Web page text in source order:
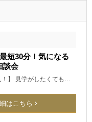
短30分！気になる
談会
！】 見学がしたくても…
はこちら